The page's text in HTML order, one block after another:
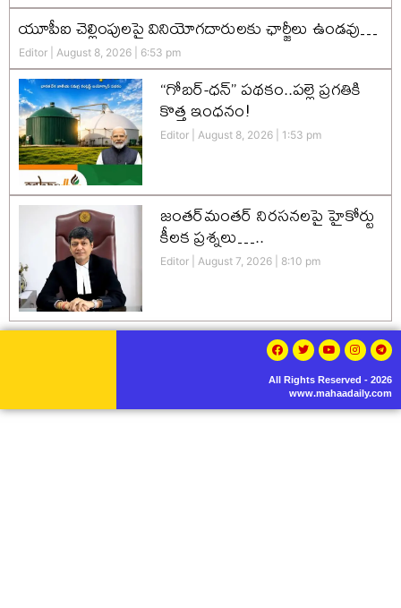
యూపీఐ చెల్లింపులపై వినియోగదారులకు ఛార్జీలు ఉండవు…
Editor August 8, 2026 6:53 pm
“గోబర్-ధన్” పథకం..పల్లె ప్రగతికి
కొత్త ఇంధనం!
Editor August 8, 2026 1:53 pm
జంతర్‌మంతర్ నిరసనలపై హైకోర్టు
కీలక ప్రశ్నలు…..
Editor August 7, 2026 8:10 pm
All Rights Reserved - 2026
www.mahaadaily.com